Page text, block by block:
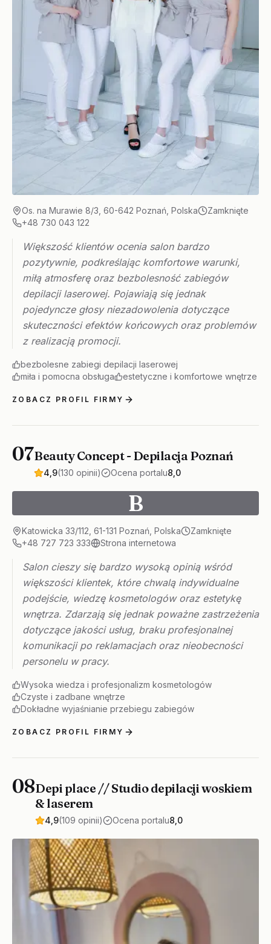
Os. na Murawie 8/3, 60-642 Poznań, Polska
Zamknięte
+48 730 043 122
Większość klientów ocenia salon bardzo
pozytywnie, podkreślając komfortowe warunki,
miłą atmosferę oraz bezbolesność zabiegów
depilacji laserowej. Pojawiają się jednak
pojedyncze głosy niezadowolenia dotyczące
skuteczności efektów końcowych oraz problemów
z realizacją promocji.
bezbolesne zabiegi depilacji laserowej
miła i pomocna obsługa
estetyczne i komfortowe wnętrze
ZOBACZ PROFIL FIRMY
07Beauty Concept - Depilacja Poznań
4,9(130 opinii) Ocena portalu8,0
B
Katowicka 33/112, 61-131 Poznań, Polska
Zamknięte
+48 727 723 333
Strona internetowa
Salon cieszy się bardzo wysoką opinią wśród
większości klientek, które chwalą indywidualne
podejście, wiedzę kosmetologów oraz estetykę
wnętrza. Zdarzają się jednak poważne zastrzeżenia
dotyczące jakości usług, braku profesjonalnej
komunikacji po reklamacjach oraz nieobecności
personelu w pracy.
Wysoka wiedza i profesjonalizm kosmetologów
Czyste i zadbane wnętrze
Dokładne wyjaśnianie przebiegu zabiegów
ZOBACZ PROFIL FIRMY
08Depi place // Studio depilacji woskiem
& laserem
4,9(109 opinii) Ocena portalu8,0